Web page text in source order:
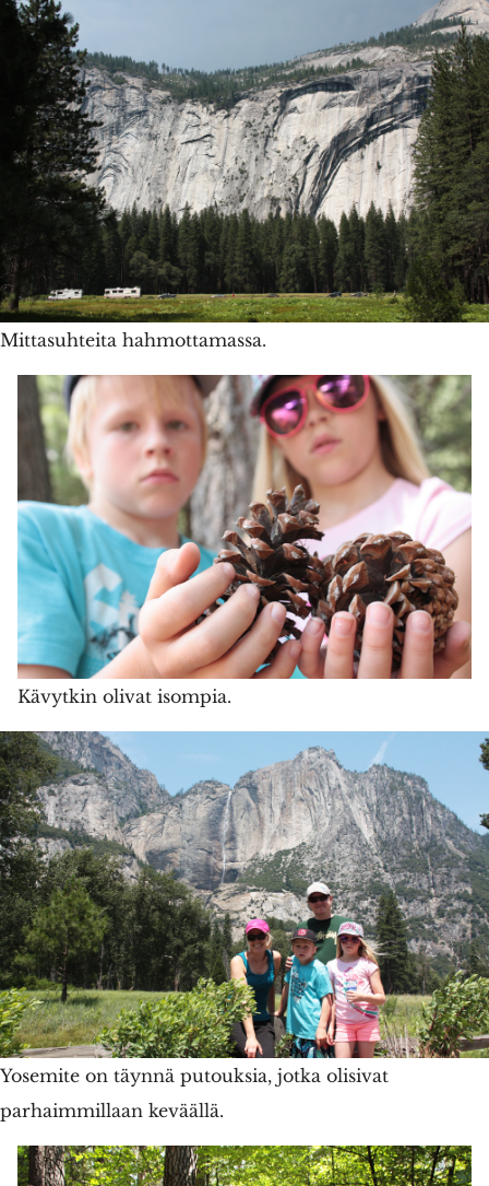
Mittasuhteita hahmottamassa.
Kävytkin olivat isompia.
Yosemite on täynnä putouksia, jotka olisivat
parhaimmillaan keväällä.